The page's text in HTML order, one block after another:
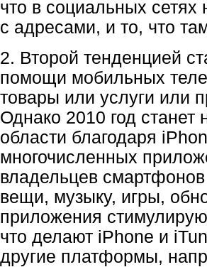
что в социальных
с адресами, и то, что
2. Второй тенденцией
помощи мобильных
товары или услуги или
Однако 2010 год
области благодаря
многочисленных
владельцев
вещи, музыку, игры,
приложения
что делают iPhone и
другие платформы,